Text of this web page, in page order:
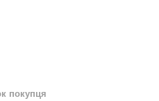
покупця